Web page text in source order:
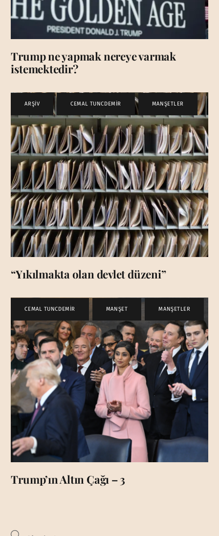
Trump ne yapmak nereye varmak
istemektedir?
ARŞİV CEMAL TUNCDEMİR , MANŞETLER
“Yıkılmakta olan devlet düzeni”
CEMAL TUNCDEMİR MANŞET MANŞETLER
Trump’ın Altın Çağı – 3